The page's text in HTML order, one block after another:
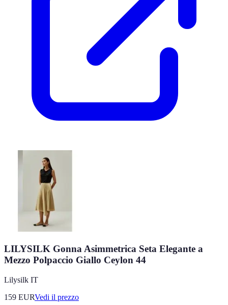
LILYSILK Gonna Asimmetrica Seta Elegante a
Mezzo Polpaccio Giallo Ceylon 44
Lilysilk IT
159 EURVedi il prezzo